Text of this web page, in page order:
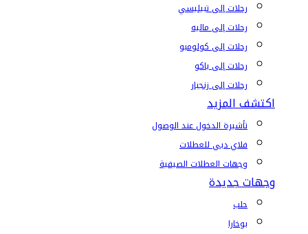
رحلات إلى تبيليسي
رحلات إلى ماليه
رحلات إلى كولومبو
رحلات إلى باكو
رحلات إلى زنجبار
اكتشف المزيد
تأشيرة الدخول عند الوصول
فلاي دبي للعطلات
وجهات العطلات الصيفية
وجهات جديدة
حلب
بوخارا